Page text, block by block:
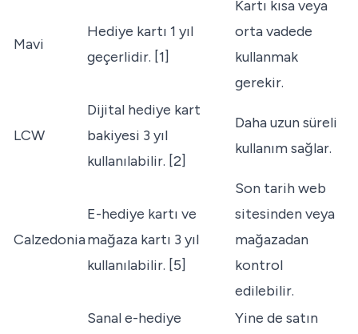
Mavi
Hediye kartı 1 yıl
geçerlidir. [1]
Kartı kısa veya
orta vadede
kullanmak
gerekir.
LCW
Dijital hediye kart
bakiyesi 3 yıl
kullanılabilir. [2]
Daha uzun süreli
kullanım sağlar.
Calzedonia
E-hediye kartı ve
mağaza kartı 3 yıl
kullanılabilir. [5]
Son tarih web
sitesinden veya
mağazadan
kontrol
edilebilir.
Sanal e-hediye
Yine de satın